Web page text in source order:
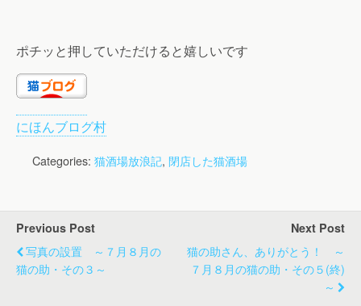
ポチッと押していただけると嬉しいです
にほんブログ村
Categories: 猫酒場放浪記, 閉店した猫酒場
Previous Post
写真の設置 ～７月８月の
猫の助・その３～
Next Post
猫の助さん、ありがとう！ ～
７月８月の猫の助・その５(終)
～